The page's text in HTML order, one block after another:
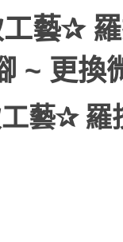
藝✰
~ 更換
藝✰ 羅